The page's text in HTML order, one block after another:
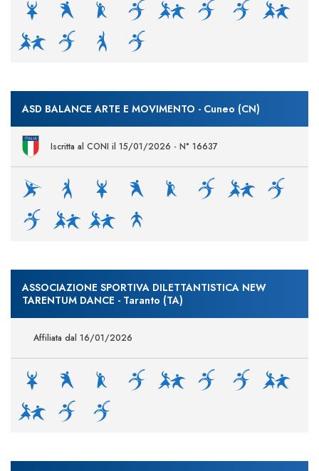
ASD BALANCE ARTE E MOVIMENTO - Cuneo (CN)
Iscritta al CONI il 15/01/2026 - N° 16637
ASSOCIAZIONE SPORTIVA DILETTANTISTICA NEW
TARENTUM DANCE - Taranto (TA)
Affiliata dal 16/01/2026